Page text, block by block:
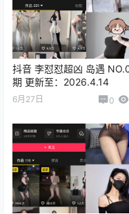
抖音 李怼怼超凶 岛遇
期 更新至：2026.4.14
6月27日 0